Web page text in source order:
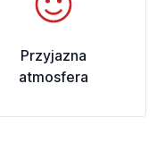
Przyjazna
atmosfera